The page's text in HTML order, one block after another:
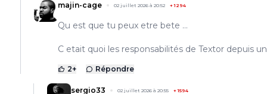
majin-cage 02 juillet 2026 à 20:52 +1294
Qu est que tu peux etre bete ...
C etait quoi les responsabilités de Textor depuis
2+ Répondre
sergio33 02 juillet 2026 à 20:55 +1594